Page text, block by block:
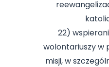
22)
wolontariuszy w
misji, w